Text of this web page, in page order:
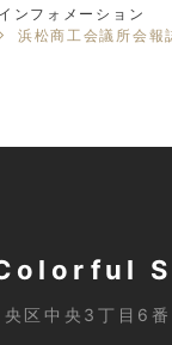
インフォメーション
浜松商工会議所会報誌「Newing」でルーベラの「お花ストラップ」を紹
Colorful
央区中央3丁目6